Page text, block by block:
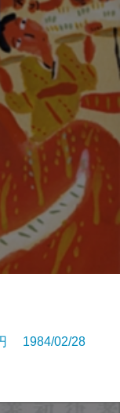
1984/02/28